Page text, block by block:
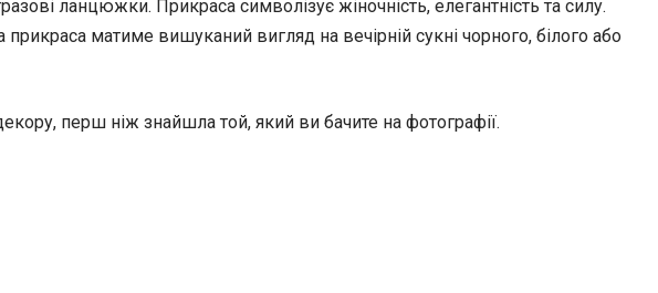
ланцюжки. Прикраса символізує жіночність, елегантність та силу.
матиме вишуканий вигляд на вечірній сукні чорного, білого або
перш ніж знайшла той, який ви бачите на фотографії.